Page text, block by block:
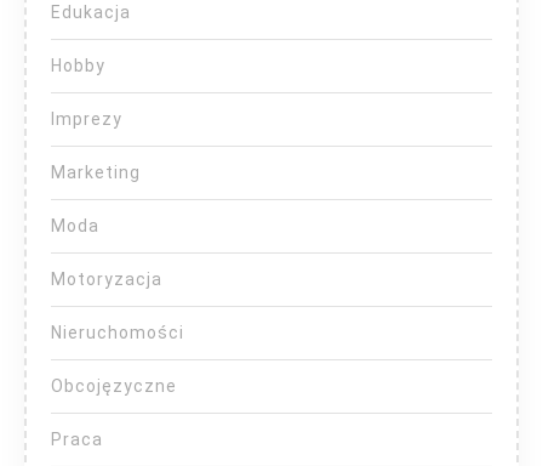
Edukacja
Hobby
Imprezy
Marketing
Moda
Motoryzacja
Nieruchomości
Obcojęzyczne
Praca